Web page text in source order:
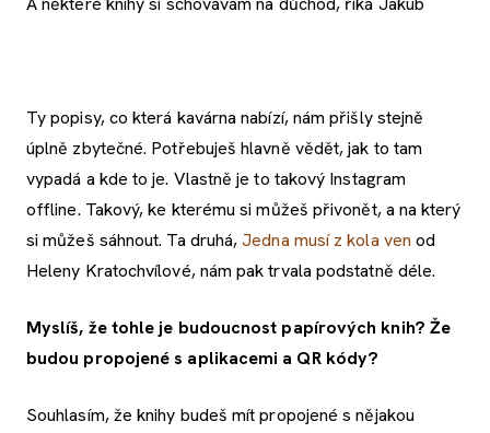
Ty popisy, co která kavárna nabízí, nám přišly stejně
úplně zbytečné. Potřebuješ hlavně vědět, jak to tam
vypadá a kde to je. Vlastně je to takový Instagram
offline. Takový, ke kterému si můžeš přivonět, a na který
si můžeš sáhnout. Ta druhá,Jedna musí z kola ven od
Heleny Kratochvílové, nám pak trvala podstatně déle.
Myslíš, že tohle je budoucnost papírových knih? Že
budou propojené s aplikacemi a QR kódy?
Souhlasím, že knihy budeš mít propojené s nějakou